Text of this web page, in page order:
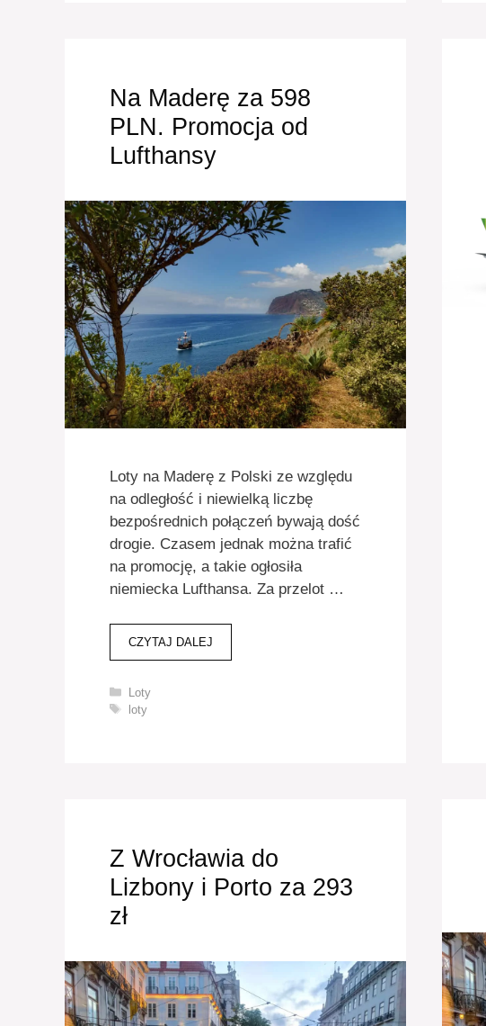
Na Maderę za 598
PLN. Promocja od
Lufthansy
Loty na Maderę z Polski ze względu
na odległość i niewielką liczbę
bezpośrednich połączeń bywają dość
drogie. Czasem jednak można trafić
na promocję, a takie ogłosiła
niemiecka Lufthansa. Za przelot …
CZYTAJ DALEJ
Kategorie
Loty
Tagi
loty
Z Wrocławia do
Lizbony i Porto za 293
zł